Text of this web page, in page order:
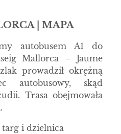
| MAPA
autobusem A1 do
Mallorca – Jaume
prowadził okrężną
autobusowy, skąd
Trasa obejmowała
targ i dzielnica